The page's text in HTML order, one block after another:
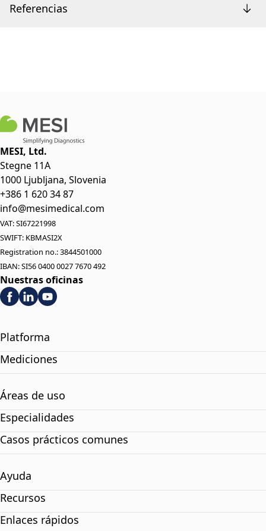
Referencias
MESI, Ltd.
Stegne 11A
1000 Ljubljana, Slovenia
+386 1 620 34 87
info@mesimedical.com
VAT: SI67221998
SWIFT: KBMASI2X
Registration no.: 3844501000
IBAN: SI56 0400 0027 7670 492
Nuestras oficinas
Platforma
Mediciones
Áreas de uso
Especialidades
Casos prácticos comunes
Ayuda
Recursos
Enlaces rápidos